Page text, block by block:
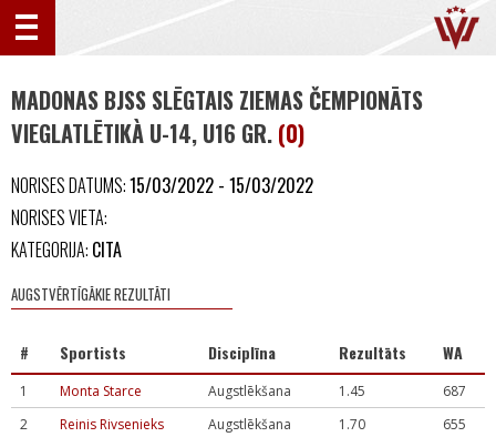
MADONAS BJSS SLĒGTAIS ZIEMAS ČEMPIONĀTS
VIEGLATLĒTIKÀ U-14, U16 GR. (0)
NORISES DATUMS:15/03/2022 - 15/03/2022
NORISES VIETA:
KATEGORIJA: CITA
AUGSTVĒRTĪGĀKIE REZULTĀTI
# Sportists Disciplīna Rezultāts WA
1 Monta Starce Augstlēkšana 1.45
687
2
Reinis Rivsenieks Augstlēkšana 1.70
655